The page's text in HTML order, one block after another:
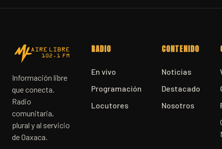
Información libre
que conecta.
Radio
comunitaria,
plural y al servicio
de Oaxaca.
RADIO
En vivo
Programación
Locutores
CONTENIDO
Noticias
Destacado
Nosotros